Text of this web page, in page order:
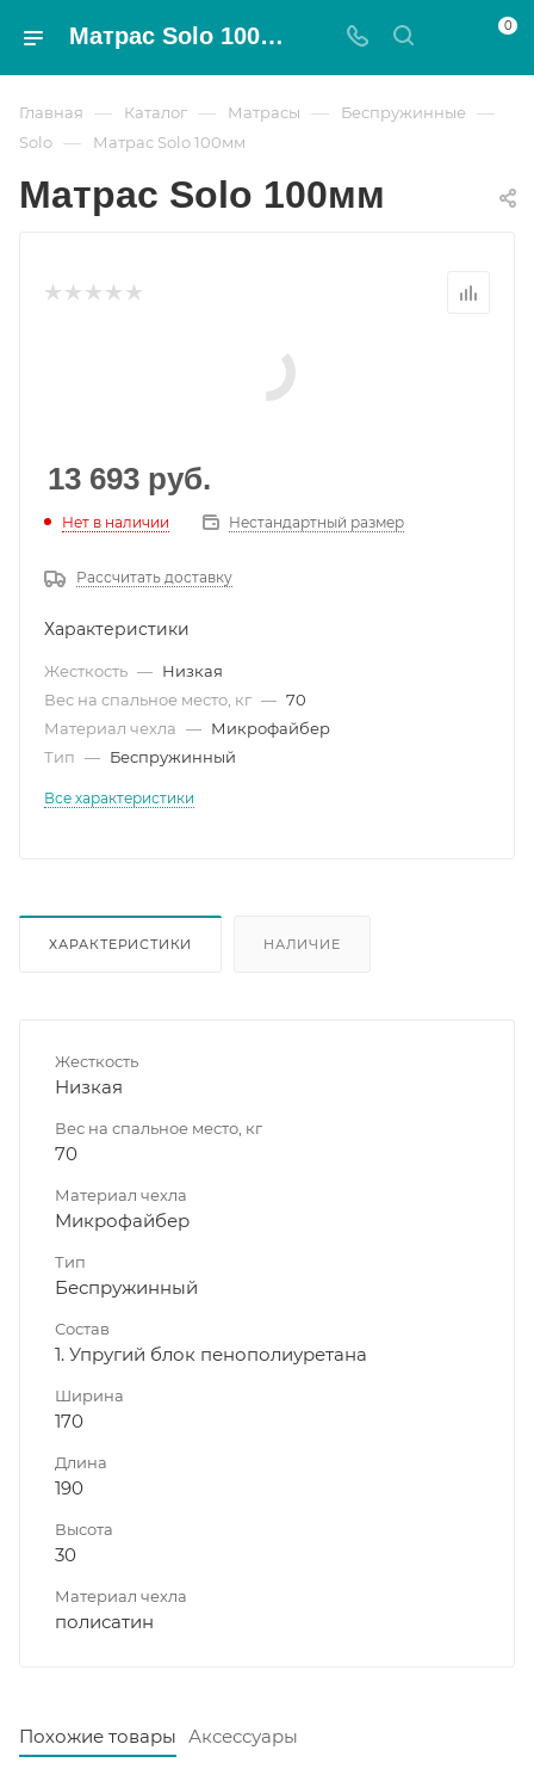
Матрас Solo 100мм - Magnat 0
Главная — Каталог — Матрасы — Беспружинные —
Solo — Матрас Solo 100мм
Матрас Solo 100мм
13 693 руб.
Нет в наличии Нестандартный размер
Рассчитать доставку
Характеристики
Жесткость — Низкая
Вес на спальное место, кг — 70
Материал чехла — Микрофайбер
Тип — Беспружинный
Все характеристики
ХАРАКТЕРИСТИКИ НАЛИЧИЕ
Жесткость
Низкая
Вес на спальное место, кг
70
Материал чехла
Микрофайбер
Тип
Беспружинный
Состав
1. Упругий блок пенополиуретана
Ширина
170
Длина
190
Высота
30
Материал чехла
полисатин
Похожие товары Аксессуары